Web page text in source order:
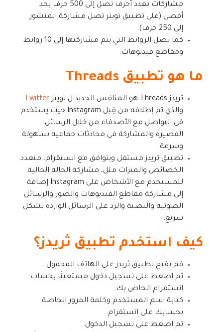
مشاركات بعدد أحرف تصل إلى 500 حرف بحد
أقصى (على تطبيق تويتر تصل مشاركة المنشور
إلى 250 حرف).
كما تصل الروابط التي يتم مشاركتها إلى 10 روابط
ومقاطع فيديوهات.
ما هو تطبيق Threads
ثريدز Threads هو المنافس الجديد ل تويتر
Twitter
والذي تم إطلاقه من قِبل Instagram حيث يستخدم
في التواصل مع الأصدقاء من خلال الرسائل
القصيرة والمشاركة في محادثات جماعية بسهولة
وسرعة.
تطبيق ثريدز مستقل ويتوافق مع انستقرام، متعدد
الخصائص والميزات مثل، مشاركة الحالة الحالية
للمستخدم مع الأشخاص على Instagram إضافة
إلى مشاركة مقاطع الفيديوهات والصور والرسائل
الصوتية والنصية والرد على الرسائل الواردة بشكل
سريع.
كيف استخدم تطبيق ثريدز؟
قم بفتح تطبيق ثريدز على الهاتف المحمول.
ثم اضغط على تسجيل دخول مستعينًا بحساب
انستقرام الخاص بك.
كتابة اسم المستخدم وكلمة المرور الخاصة
بحسابك على انستقرام.
ثم اضغط على تسجيل الدخول.